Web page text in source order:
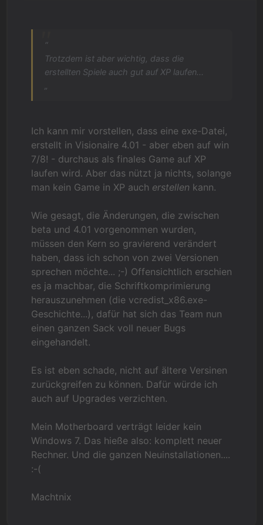
“
Trotzdem ist aber wichtig, dass die
erstellten Spiele auch gut auf XP laufen...
Ich kann mir vorstellen, dass eine exe-Datei,
erstellt in Visionaire 4.01 - aber eben auf win
7/8! - durchaus als finales Game auf XP
laufen wird. Aber das nützt ja nichts, solange
man kein Game in XP auch erstellen kann.
Wie gesagt, die Änderungen, die zwischen
beta und 4.01 vorgenommen wurden,
müssen den Kern so gravierend verändert
haben, dass ich schon von zwei Versionen
sprechen möchte... ;-) Offensichtlich erschien
es ja machbar, die Schriftkomprimierung
herauszunehmen (die vcredist_x86.exe-
Geschichte...), dafür hat sich das Team nun
einen ganzen Sack voll neuer Bugs
eingehandelt.
Es ist eben schade, nicht auf ältere Versinen
zurückgreifen zu können. Dafür würde ich
auch auf Upgrades verzichten.
Mein Motherboard verträgt leider kein
Windows 7. Das hieße also: komplett neuer
Rechner. Und die ganzen Neuinstallationen....
:-(
Machtnix